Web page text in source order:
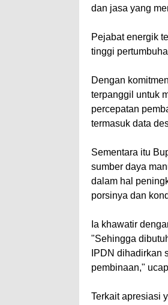
dan jasa yang
Pejabat energik
tinggi
Dengan
terpanggil untuk
percepatan
termasuk data
Sementara itu
sumber daya
dalam hal
porsinya dan
Ia khawatir
"Sehingga
IPDN dihadirkan
pembinaan,"
Terkait apresiasi